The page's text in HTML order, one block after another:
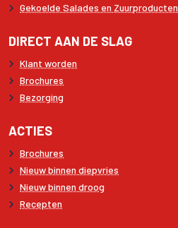
Gekoelde Salades en Zuurproducten
DIRECT AAN DE SLAG
Klant worden
Brochures
Bezorging
ACTIES
Brochures
Nieuw binnen diepvries
Nieuw binnen droog
Recepten